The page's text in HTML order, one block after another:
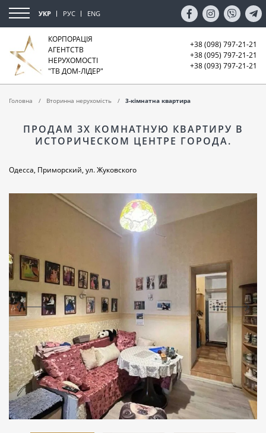
УКР РУС ENG
КОРПОРАЦІЯ
АГЕНТСТВ
НЕРУХОМОСТІ
"ТВ ДОМ-ЛІДЕР"
+38 (098) 797-21-21
+38 (095) 797-21-21
+38 (093) 797-21-21
Головна Вторинна нерухомість 3-кімнатна квартира
ПРОДАМ 3Х КОМНАТНУЮ КВАРТИРУ В
ИСТОРИЧЕСКОМ ЦЕНТРЕ ГОРОДА.
Одесса, Приморский, ул. Жуковского